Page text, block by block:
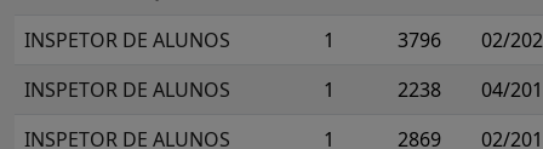
INSPETOR DE ALUNOS
1 3796
02/
INSPETOR DE ALUNOS
1 2238
04/
INSPETOR DE ALUNOS
1 2869
02/